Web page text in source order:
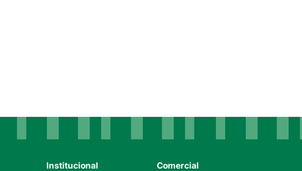
Institucional Comercial